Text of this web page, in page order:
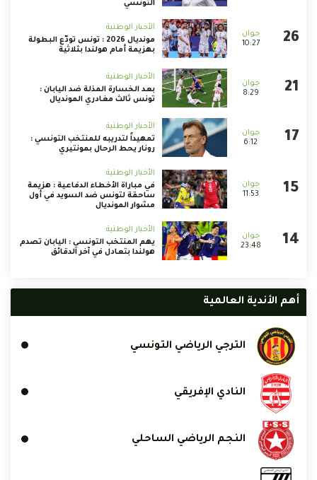
التونسي
10:27
الأخبار الوطنية
مونديال 2026 : تونس تودّع البطولة
بهزيمة أمام هولندا بثلاثية
8:29
الأخبار الوطنية
بعد الخسارة المذلة ضد اليابان :
تونس ثالث مغادري المونديال
6:12
الأخبار الوطنية
تمهيداً لتدريبه للمنتخب التونسي :
رونار يحط الرحال بمونتيري
11:53
الأخبار الوطنية
في مباراة الأخطاء الدفاعية : هزيمة
ساحقة لتونس ضد السويد في أول
مشوار المونديال
23:48
الأخبار الوطنية
يهم المنتخب التونسي : اليابان تصدم
هولندا بتعادل في آخر الدقائق
أهم الأندية العالمية
الترجي الرياضي التونسي
النادي الإفريقي
النجم الرياضي الساحلي